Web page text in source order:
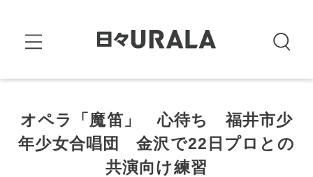
オペラ「魔笛」 心待ち 福井市少
年少女合唱団 金沢で22日プロとの
共演向け練習